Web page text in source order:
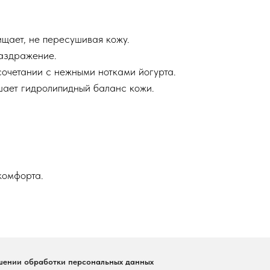
не пересушивая кожу.
с нежными нотками йогурта.
гидролипидный баланс кожи.
обработки персональных данных